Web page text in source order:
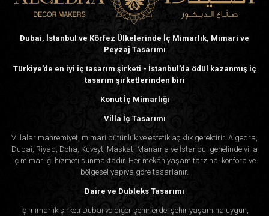
Dubai, İstanbul ve Körfez Ülkelerinde İç Mimarlık, Mimari ve
Peyzaj Tasarımı
Türkiye’de en iyi iç tasarım şirketi - İstanbul’da ödül kazanmış iç
tasarım şirketlerinden biri
Konut İç Mimarlığı
Villa İç Tasarımı
Villalar mahremiyet, mimari bütünlük ve estetik açıklık gerektirir. Algedra,
Dubai, Riyad, Doha, Kuveyt, Maskat, Manama ve İstanbul genelinde villa
iç mimarlığı hizmeti sunmaktadır. Her mekân yaşam tarzına, konfora ve
bölgesel yapıya göre tasarlanır.
Daire ve Dubleks Tasarımı
İç mimarlık şirketi Dubai ve diğer şehirlerde, şehir yaşamına uygun,